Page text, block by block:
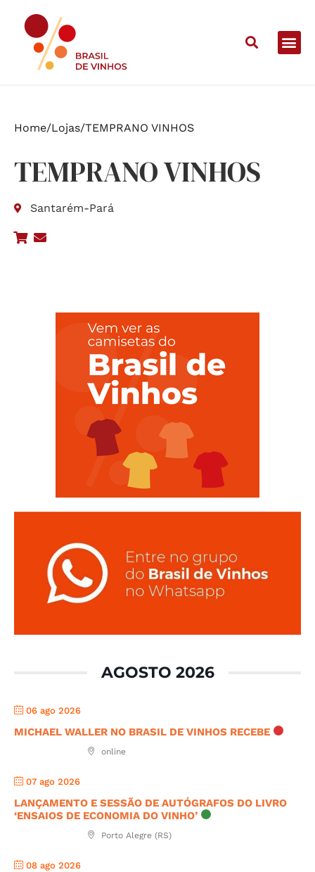
Home/Lojas/TEMPRANO VINHOS
TEMPRANO VINHOS
Santarém-Pará
AGOSTO 2026
06 ago 2026
MICHAEL WALLER NO BRASIL DE VINHOS RECEBE
online
07 ago 2026
LANÇAMENTO E SESSÃO DE AUTÓGRAFOS DO LIVRO
‘ENSAIOS DE ECONOMIA DO VINHO’
Porto Alegre (RS)
08 ago 2026